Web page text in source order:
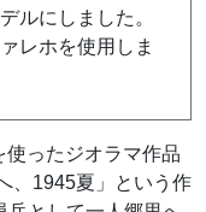
ルにしました。
レホを使用しま
ったジオラマ作品
、1945夏」という作